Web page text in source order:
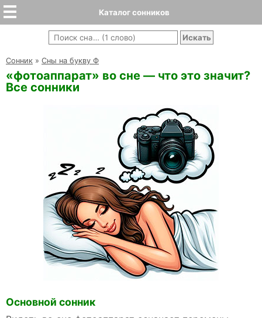
Каталог сонников
Cонник » Сны на букву Ф
«фотоаппарат» во сне — что это значит?
Все сонники
Основной сонник